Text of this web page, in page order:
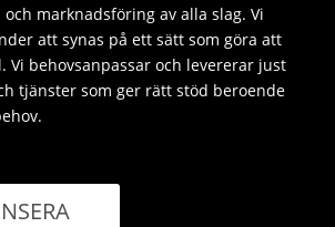
marknadsföring av alla slag. Vi
att synas på ett sätt som göra att
Vi behovsanpassar och levererar just
tjänster som ger rätt stöd beroende